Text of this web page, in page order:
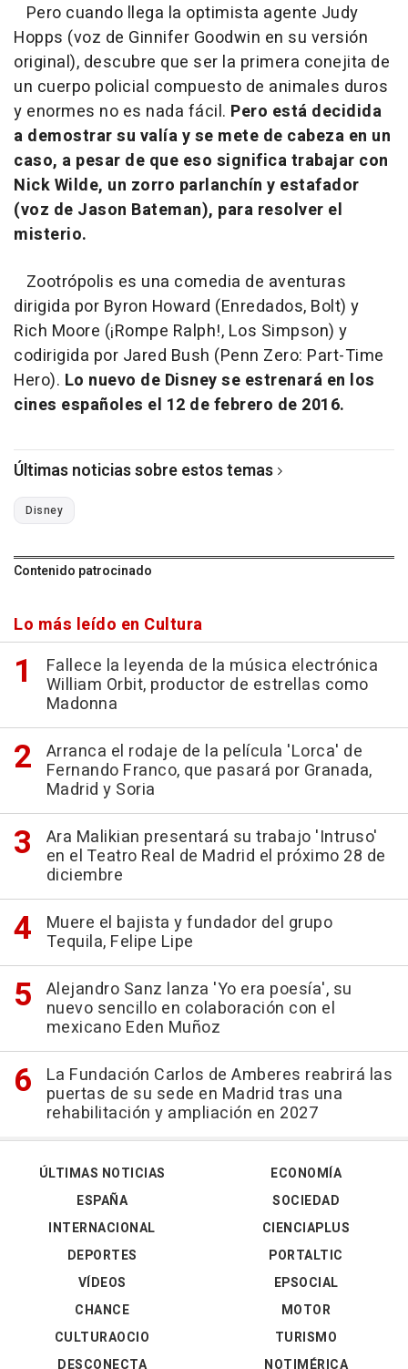
Pero cuando llega la optimista agente Judy
Hopps (voz de Ginnifer Goodwin en su versión
original), descubre que ser la primera conejita de
un cuerpo policial compuesto de animales duros
y enormes no es nada fácil. Pero está decidida
a demostrar su valía y se mete de cabeza en un
caso, a pesar de que eso significa trabajar con
Nick Wilde, un zorro parlanchín y estafador
(voz de Jason Bateman), para resolver el
misterio.
Zootrópolis es una comedia de aventuras
dirigida por Byron Howard (Enredados, Bolt) y
Rich Moore (¡Rompe Ralph!, Los Simpson) y
codirigida por Jared Bush (Penn Zero: Part-Time
Hero). Lo nuevo de Disney se estrenará en los
cines españoles el 12 de febrero de 2016.
Últimas noticias sobre estos temas
Disney
Contenido patrocinado
Lo más leído en Cultura
Fallece la leyenda de la música electrónica
William Orbit, productor de estrellas como
Madonna
Arranca el rodaje de la película 'Lorca' de
Fernando Franco, que pasará por Granada,
Madrid y Soria
Ara Malikian presentará su trabajo 'Intruso'
en el Teatro Real de Madrid el próximo 28 de
diciembre
Muere el bajista y fundador del grupo
Tequila, Felipe Lipe
Alejandro Sanz lanza 'Yo era poesía', su
nuevo sencillo en colaboración con el
mexicano Eden Muñoz
La Fundación Carlos de Amberes reabrirá las
puertas de su sede en Madrid tras una
rehabilitación y ampliación en 2027
ÚLTIMAS NOTICIAS
ESPAÑA
INTERNACIONAL
DEPORTES
VÍDEOS
ECONOMÍA
SOCIEDAD
CIENCIAPLUS
PORTALTIC
EPSOCIAL
CHANCE
CULTURAOCIO
DESCONECTA
MOTOR
TURISMO
NOTIMÉRICA